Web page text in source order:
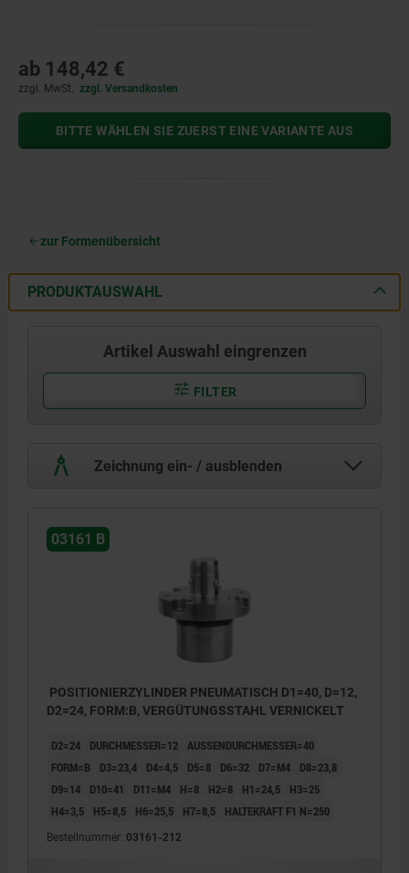
ab 148,42 €
zzgl. MwSt. zzgl. Versandkosten
BITTE WÄHLEN SIE ZUERST EINE VARIANTE AUS
zur Formenübersicht
PRODUKTAUSWAHL
Artikel Auswahl eingrenzen
FILTER
Zeichnung ein- / ausblenden
03161 B
POSITIONIERZYLINDER PNEUMATISCH D1=40, D=12,
D2=24, FORM:B, VERGÜTUNGSSTAHL VERNICKELT
D2=24 DURCHMESSER=12 AUSSENDURCHMESSER=40
FORM=B
D3=23,4 D4=4,5 D5=8 D6=32 D7=M4
D8=23,8
D9=14
D10=41 D11=M4 H=8 H2=8 H1=24,5
H3=25
H4=3,5
H5=8,5 H6=25,5 H7=8,5 HALTEKRAFT F1 N=250
Bestellnummer: 03161-212